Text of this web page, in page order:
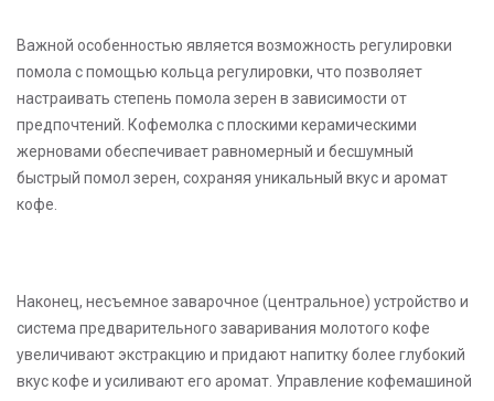
Важной особенностью является возможность регулировки
помола с помощью кольца регулировки, что позволяет
настраивать степень помола зерен в зависимости от
предпочтений. Кофемолка с плоскими керамическими
жерновами обеспечивает равномерный и бесшумный
быстрый помол зерен, сохраняя уникальный вкус и аромат
кофе.
Наконец, несъемное заварочное (центральное) устройство и
система предварительного заваривания молотого кофе
увеличивают экстракцию и придают напитку более глубокий
вкус кофе и усиливают его аромат. Управление кофемашиной